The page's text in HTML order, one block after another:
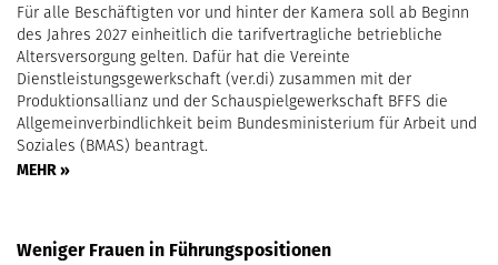
Für alle Beschäftigten vor und hinter der Kamera soll ab Beginn
des Jahres 2027 einheitlich die tarifvertragliche betriebliche
Altersversorgung gelten. Dafür hat die Vereinte
Dienstleistungsgewerkschaft (ver.di) zusammen mit der
Produktionsallianz und der Schauspielgewerkschaft BFFS die
Allgemeinverbindlichkeit beim Bundesministerium für Arbeit und
Soziales (BMAS) beantragt.
MEHR »
Weniger Frauen in Führungspositionen